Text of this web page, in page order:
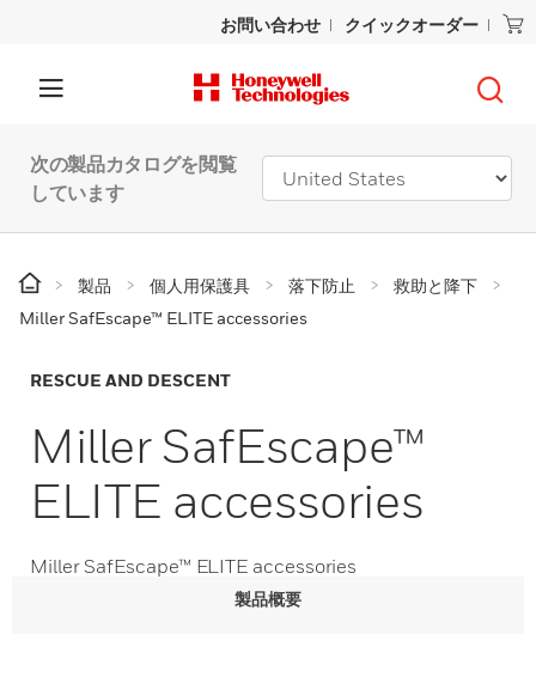
お問い合わせ クイックオーダー
次の製品カタログを閲覧
しています
製品 個人用保護具 落下防止
救助と降下
Miller SafEscape™ ELITE accessories
RESCUE AND DESCENT
Miller SafEscape™
ELITE accessories
Miller SafEscape™ ELITE accessories
製品概要